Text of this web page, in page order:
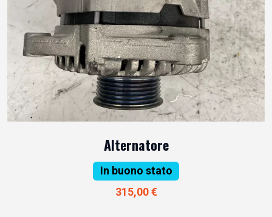
Alternatore
In buono stato
315,00 €